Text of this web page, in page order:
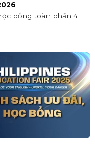
bổng toàn phần 4